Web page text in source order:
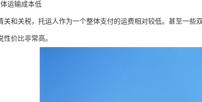
运输成本低
关和关税，托运人作为一个整体支付的运费相对较低。甚至一些
性价比非常高。